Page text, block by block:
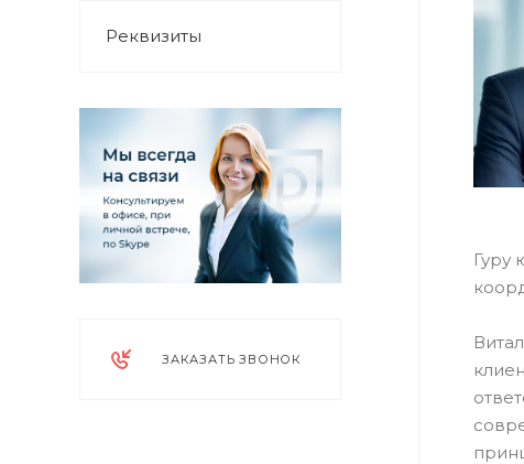
Реквизиты
ЗАКАЗАТЬ ЗВОНОК
Гуру